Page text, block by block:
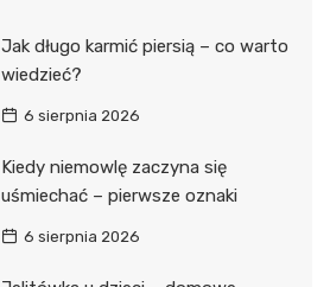
Jak długo karmić piersią – co warto
wiedzieć?
6 sierpnia 2026
Kiedy niemowlę zaczyna się
uśmiechać – pierwsze oznaki
6 sierpnia 2026